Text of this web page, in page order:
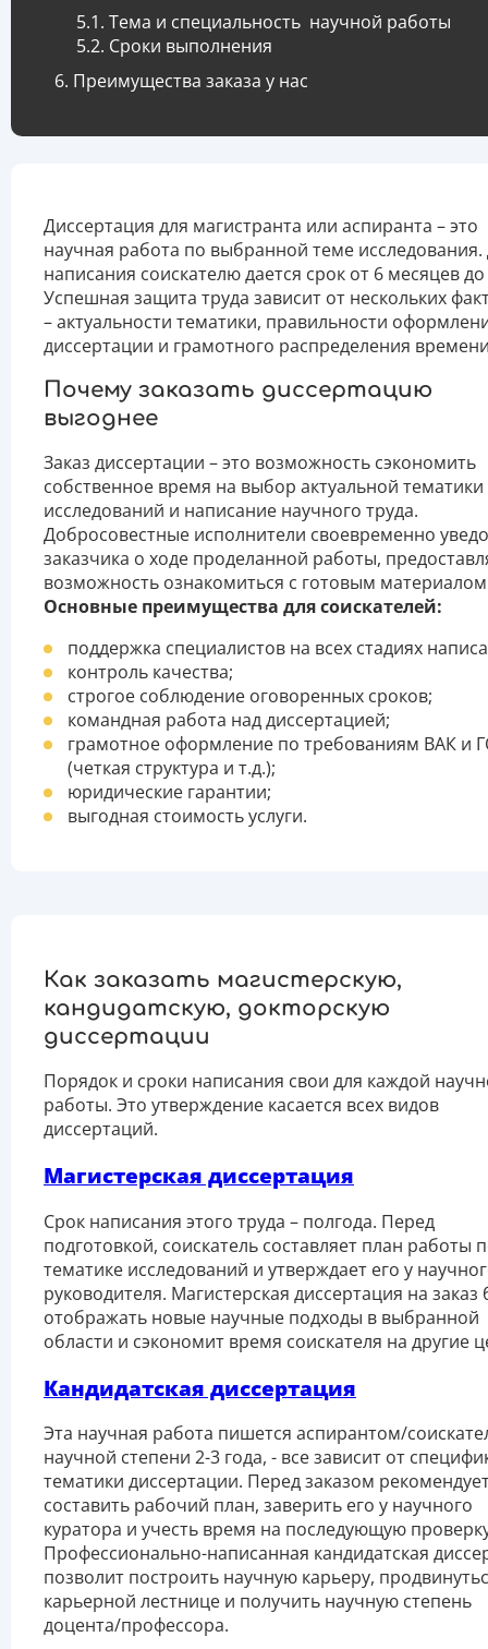
Тема и специальность научной работы
Сроки выполнения
Преимущества заказа у нас
Диссертация для магистранта или аспиранта – это
научная работа по выбранной теме исследования.
написания соискателю дается срок от 6 месяцев до
Успешная защита труда зависит от нескольких
– актуальности тематики, правильности
диссертации и грамотного распределения
Почему заказать диссертацию
выгоднее
Заказ диссертации – это возможность сэкономить
собственное время на выбор актуальной тематики
исследований и написание научного труда.
Добросовестные исполнители своевременно
заказчика о ходе проделанной работы,
возможность ознакомиться с готовым
Основные преимущества для соискателей:
поддержка специалистов на всех стадиях
контроль качества;
строгое соблюдение оговоренных сроков;
командная работа над диссертацией;
грамотное оформление по требованиям ВАК и
(четкая структура и т.д.);
юридические гарантии;
выгодная стоимость услуги.
Как заказать магистерскую,
кандидатскую, докторскую
диссертации
Порядок и сроки написания свои для каждой
работы. Это утверждение касается всех видов
диссертаций.
Магистерская диссертация
Срок написания этого труда – полгода. Перед
подготовкой, соискатель составляет план работы
тематике исследований и утверждает его у
руководителя. Магистерская диссертация на заказ
отображать новые научные подходы в выбранной
области и сэкономит время соискателя на другие
Кандидатская диссертация
Эта научная работа пишется аспирантом/
научной степени 2-3 года, - все зависит от
тематики диссертации. Перед заказом
составить рабочий план, заверить его у научного
куратора и учесть время на последующую
Профессионально-написанная кандидатская
позволит построить научную карьеру,
карьерной лестнице и получить научную степень
доцента/профессора.